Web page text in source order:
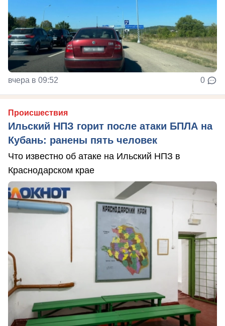
вчера в 09:52 0
Происшествия
Ильский НПЗ горит после атаки БПЛА на
Кубань: ранены пять человек
Что известно об атаке на Ильский НПЗ в
Краснодарском крае